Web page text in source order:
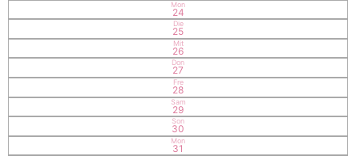
Mon
24
Die
25
Mit
26
Don
27
Fre
28
Sam
29
Son
30
Mon
31